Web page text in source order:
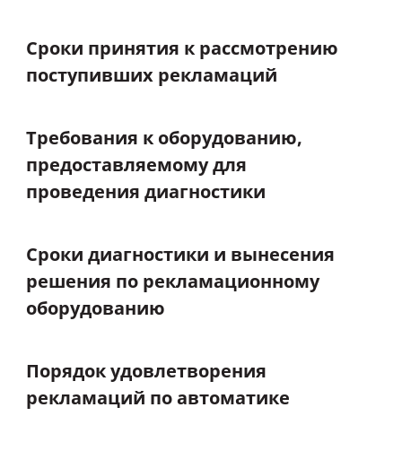
Сроки принятия к рассмотрению
поступивших рекламаций
Требования к оборудованию,
предоставляемомудля
проведения диагностики
Сроки диагностики и вынесения
решения по рекламационному
оборудованию
Порядокудовлетворения
рекламаций поавтоматике